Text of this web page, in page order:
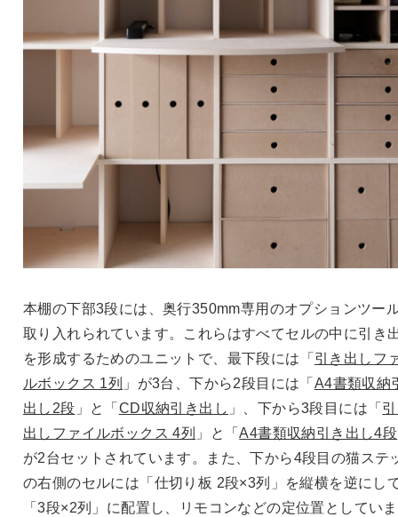
本棚の下部3段には、奥行350mm専用のオプションツー
取り入れられています。これらはすべてセルの中に引き
を形成するためのユニットで、最下段には「 引き出しフ
ルボックス 1列 」が3台、下から2段目には「 A4書類収納
出し2段 」と「 CD収納引き出し 」、下から3段目には「
出しファイルボックス 4列 」と「A4書類収納引き出し4段
が2台セットされています。また、下から4段目の猫ステ
の右側のセルには「仕切り板 2段×3列」を縦横を逆にし
「3段×2列」に配置し、リモコンなどの定位置としていま